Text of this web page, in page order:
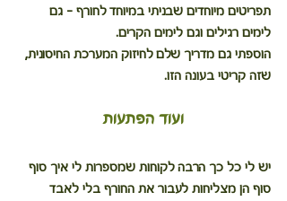
תפריטים מיוחדים שבניתי במיוחד לחורף - גם
לימים רגילים וגם לימים הקרים.
הוספתי גם מדריך שלם לחיזוק המערכת החיסונית,
שזה קריטי בעונה הזו.
ועוד הפתעות
יש לי כל כך הרבה לקוחות שמספרות לי איך סוף
סוף הן מצליחות לעבור את החורף בלי לאבד